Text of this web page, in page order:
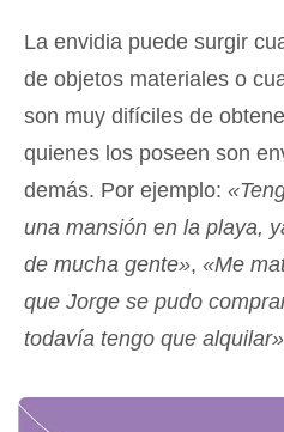
La envidia puede surgir
de objetos materiales o
son muy difíciles de
quienes los poseen son
demás. Por ejemplo:
una mansión en la playa,
de mucha gente», «Me
que Jorge se pudo
todavía tengo que alquilar»